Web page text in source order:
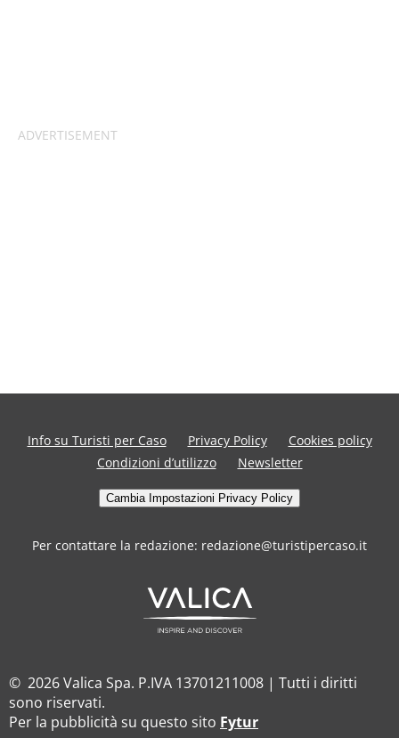
Info su Turisti per Caso Privacy Policy
Cookies policy
Condizioni d’utilizzo
Newsletter
Cambia Impostazioni Privacy Policy
Per contattare la redazione: redazione@turistipercaso.it
© 2026 Valica Spa. P.IVA 13701211008 | Tutti i diritti
sono riservati.
Per la pubblicità su questo sito Fytur